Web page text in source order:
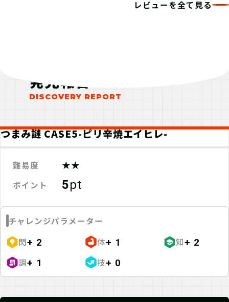
レビューを全て見る
発見報告
つまみ謎 CASE5-ピリ辛焼エイヒレ-
難易度 ★★
ポイント 5pt
チャレンジパラメーター
閃+ 2 体+ 1 知+ 2
調+ 1 技+ 0